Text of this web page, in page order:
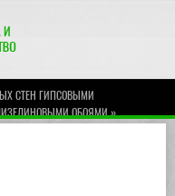
СТЕН ГИПСОВЫМИ
ОБОЯМИ»